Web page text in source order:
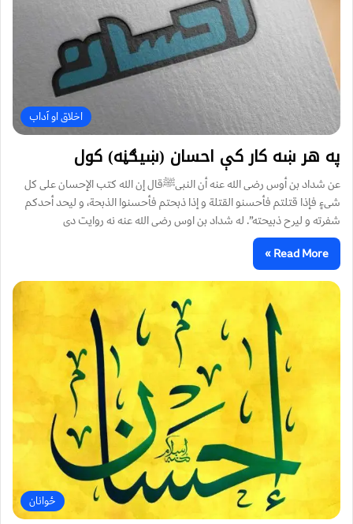
اخلاق او آداب
په هر ښه كار كې احسان (ښيګڼه) كول
عن شداد بن أوس رضی الله عنه أن النبیﷺقال إن الله کتب الإحسان علی کل
شیءٍ فإذا قتلتم فأحسنو القتلة و إذا ذبحتم فأحسنوا الذبحة، و لیحد أحدکم
شفرته و لیرح ذبیحته”. له شداد بن اوس رضى الله عنه نه روايت دى
Read More »
ځوانان